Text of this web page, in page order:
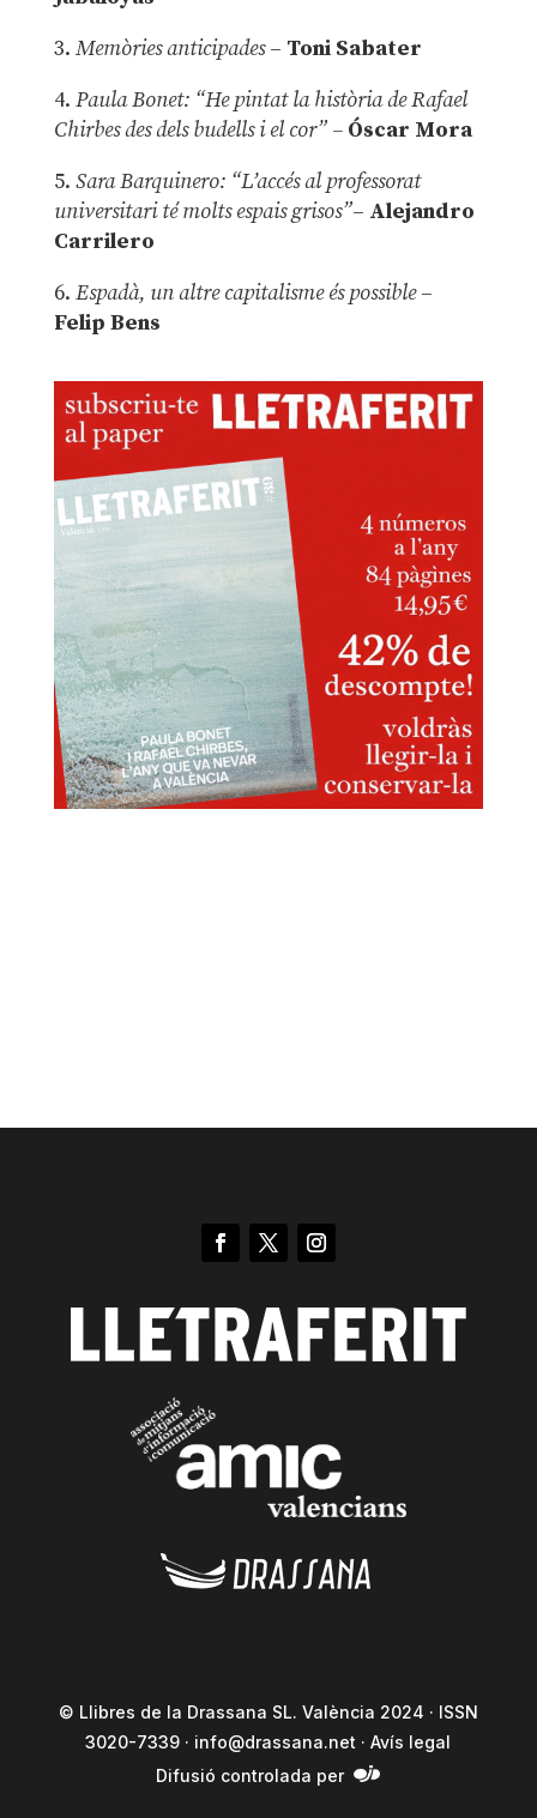
3. Memòries anticipades– Toni Sabater
4. Paula Bonet: “He pintat la història de Rafael
Chirbes des dels budells i el cor” –Óscar Mora
5. Sara Barquinero: “L’accés al professorat
universitari té molts espais grisos”– Alejandro
Carrilero
6. Espadà, un altre capitalisme és possible –
Felip Bens
© Llibres de la Drassana SL. València 2024 · ISSN
3020-7339 · info@drassana.net ·Avís legal
Difusió controlada per